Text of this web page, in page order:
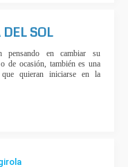
SOL
pensando en cambiar su
de ocasión, también es una
quieran iniciarse en la